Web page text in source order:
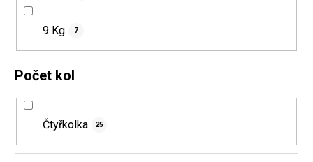
9 Kg 7
Počet kol
Čtyřkolka 25